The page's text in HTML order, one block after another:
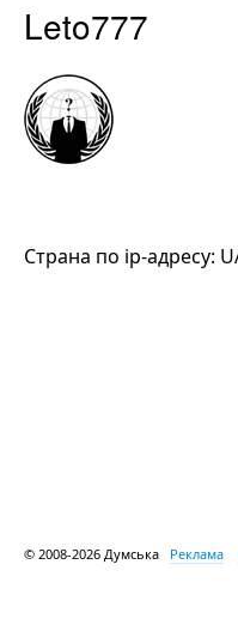
Leto777
Страна по ip-адресу:
© 2008-2026 Думська Реклама